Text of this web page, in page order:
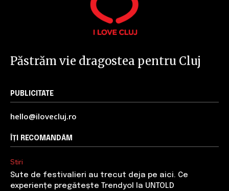
Păstrăm vie dragostea pentru Cluj
PUBLICITATE
hello@ilovecluj.ro
ÎȚI RECOMANDĂM
Stiri
Sute de festivalieri au trecut deja pe aici. Ce
experiențe pregătește Trendyol la UNTOLD